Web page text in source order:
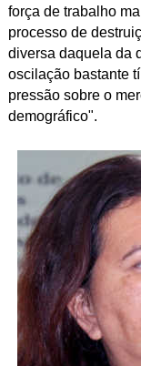
força de trabalho
processo de
diversa daquela da
oscilação bastante
pressão sobre o
demográfico".